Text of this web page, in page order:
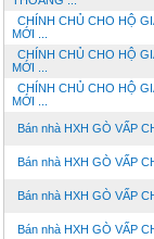
CHÍNH CHỦ CHO HỘ
MỚI ...
CHÍNH CHỦ CHO HỘ
MỚI ...
CHÍNH CHỦ CHO HỘ
MỚI ...
Bán nhà HXH GÒ VẤP
Bán nhà HXH GÒ VẤP
Bán nhà HXH GÒ VẤP
Bán nhà HXH GÒ VẤP